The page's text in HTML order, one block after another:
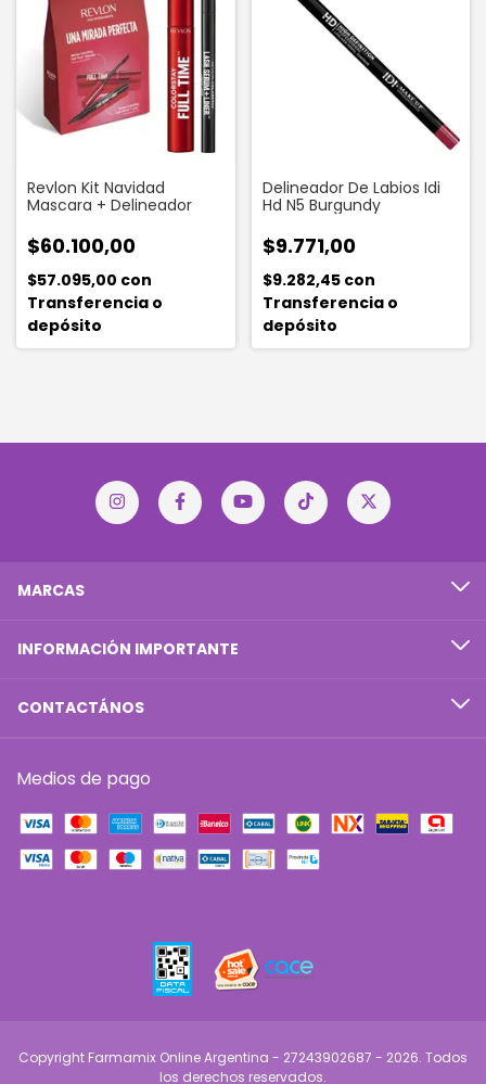
Revlon Kit Navidad
Mascara + Delineador
$60.100,00
$57.095,00 con
Transferencia o
depósito
Delineador De Labios Idi
Hd N5 Burgundy
$9.771,00
$9.282,45 con
Transferencia o
depósito
MARCAS
INFORMACIÓN IMPORTANTE
CONTACTÁNOS
Medios de pago
Copyright Farmamix Online Argentina - 27243902687 - 2026. Todos
los derechos reservados.